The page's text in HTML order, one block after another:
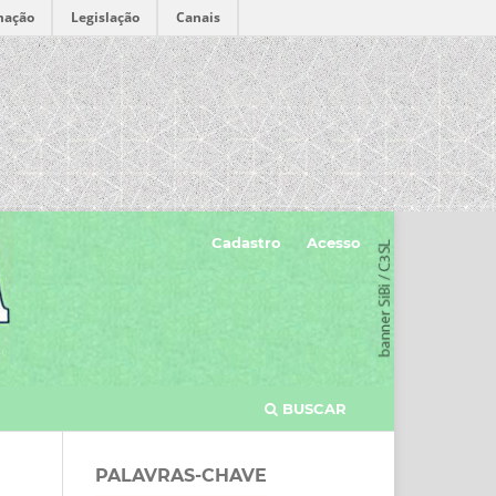
Legislação Canais
BUSCAR
Cadastro Acesso
PALAVRAS-CHAVE